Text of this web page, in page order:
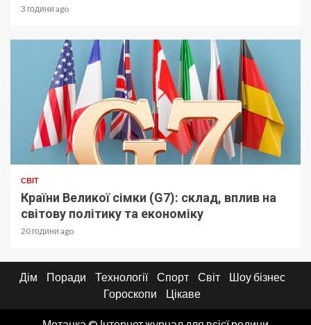
3 години ago
СВІТ
Країни Великої сімки (G7): склад, вплив на
світову політику та економіку
20 години ago
Дім Поради Технології Спорт Світ
Шоу бізнес
Гороскопи
Цікаве